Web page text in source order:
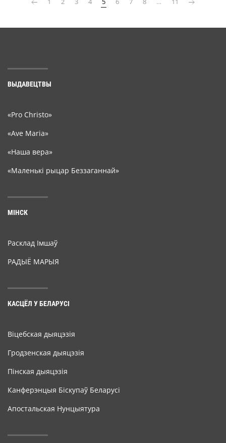
ВЫДАВЕЦТВЫ
«Pro Christo»
«Ave Maria»
«Наша вера»
«Маленькі рыцар Беззаганнай»
МІНСК
Расклад Імшаў
РАДЫЁ МАРЫЯ
КАСЦЁЛ У БЕЛАРУСІ
Віцебская дыяцэзія
Гродзенская дыяцэзія
Пінская дыяцэзія
Канферэнцыя Біскупаў Беларусі
Апостальская Нунцыятура